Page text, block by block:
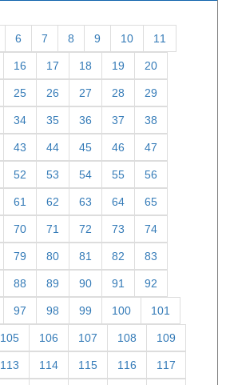
6 7 8 9 10 11
16 17 18 19 20
25 26 27 28 29
34 35 36 37 38
43 44 45 46 47
52 53 54 55 56
61 62 63 64 65
70 71 72 73 74
79 80 81 82 83
88 89 90 91 92
97 98 99 100 101
105 106 107 108 109
113 114 115 116 117